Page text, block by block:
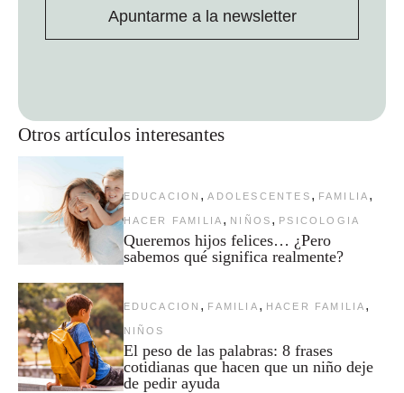
Otros artículos interesantes
EDUCACION , ADOLESCENTES , FAMILIA ,
HACER FAMILIA , NIÑOS , PSICOLOGIA
Queremos hijos felices… ¿Pero
sabemos qué significa realmente?
EDUCACION , FAMILIA , HACER FAMILIA ,
NIÑOS
El peso de las palabras: 8 frases
cotidianas que hacen que un niño deje
de pedir ayuda
Apuntarme a la newsletter